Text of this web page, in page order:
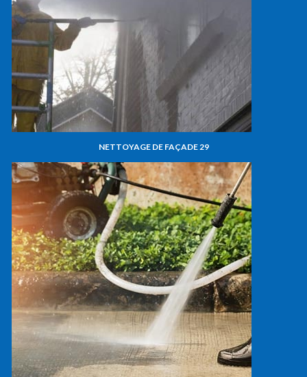
NETTOYAGE DE FAÇADE 29